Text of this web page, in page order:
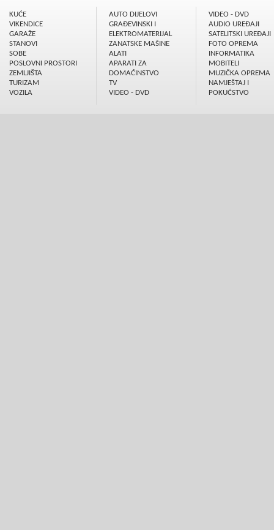
KUĆE
VIKENDICE
GARAŽE
STANOVI
SOBE
POSLOVNI PROSTORI
ZEMLJIŠTA
TURIZAM
VOZILA
AUTO DIJELOVI
GRAÐEVINSKI I
ELEKTROMATERIJAL
ZANATSKE MAŠINE
ALATI
APARATI ZA
DOMAĆINSTVO
TV
VIDEO - DVD
VIDEO - DVD
AUDIO UREÐAJI
SATELITSKI UREÐAJI
FOTO OPREMA
INFORMATIKA
MOBITELI
MUZIČKA OPREMA
NAMJEŠTAJ I
POKUĆSTVO